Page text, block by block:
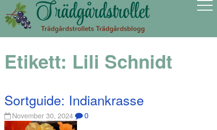
Etikett: Lili Schnidt
Sortguide: Indiankrasse
November 30, 2024 0